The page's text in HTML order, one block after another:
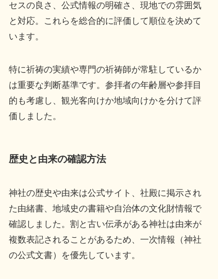
セスの良さ、公式情報の明確さ、現地での雰囲気
と対応。これらを総合的に評価して順位を決めて
います。
特に祈祷の実績や専門の祈祷師が常駐しているか
は重要な判断基準です。参拝者の年齢層や参拝目
的も考慮し、観光客向けか地域向けかを分けて評
価しました。
歴史と由来の確認方法
神社の歴史や由来は公式サイト、社殿に掲示され
た由緒書、地域史の書籍や自治体の文化財情報で
確認しました。割と古い伝承がある神社は由来が
複数表記されることがあるため、一次情報（神社
の公式文書）を優先しています。